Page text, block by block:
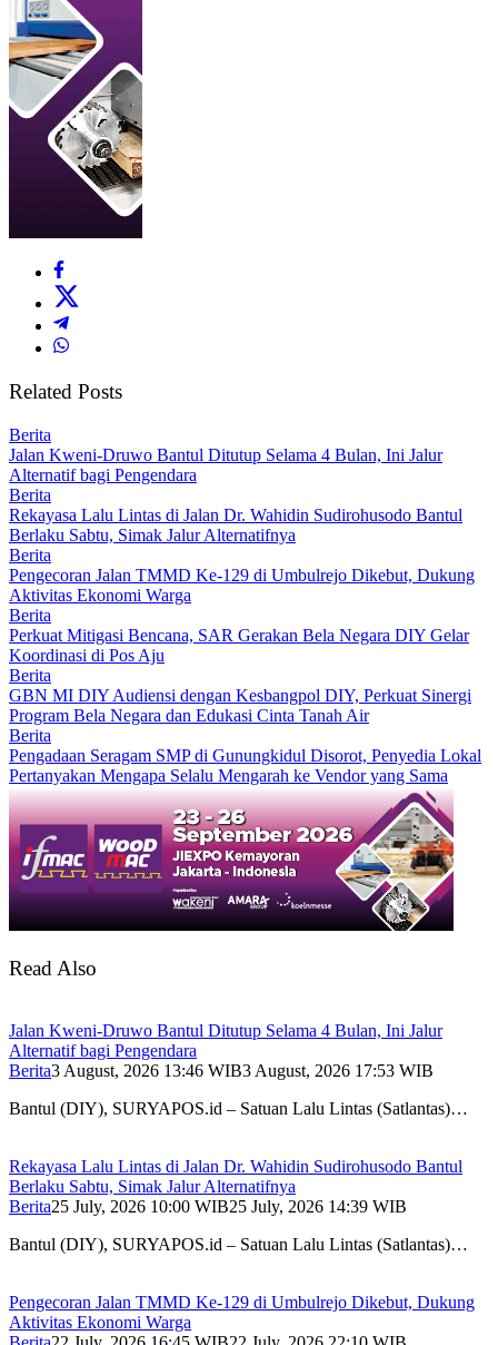
Related Posts
Berita
Jalan Kweni-Druwo Bantul Ditutup Selama 4 Bulan, Ini Jalur
Alternatif bagi Pengendara
Berita
Rekayasa Lalu Lintas di Jalan Dr. Wahidin Sudirohusodo Bantul
Berlaku Sabtu, Simak Jalur Alternatifnya
Berita
Pengecoran Jalan TMMD Ke-129 di Umbulrejo Dikebut, Dukung
Aktivitas Ekonomi Warga
Berita
Perkuat Mitigasi Bencana, SAR Gerakan Bela Negara DIY Gelar
Koordinasi di Pos Aju
Berita
GBN MI DIY Audiensi dengan Kesbangpol DIY, Perkuat Sinergi
Program Bela Negara dan Edukasi Cinta Tanah Air
Berita
Pengadaan Seragam SMP di Gunungkidul Disorot, Penyedia Lokal
Pertanyakan Mengapa Selalu Mengarah ke Vendor yang Sama
Read Also
Jalan Kweni-Druwo Bantul Ditutup Selama 4 Bulan, Ini Jalur
Alternatif bagi Pengendara
Berita3 August, 2026 13:46 WIB3 August, 2026 17:53 WIB
Bantul (DIY), SURYAPOS.id – Satuan Lalu Lintas (Satlantas)…
Rekayasa Lalu Lintas di Jalan Dr. Wahidin Sudirohusodo Bantul
Berlaku Sabtu, Simak Jalur Alternatifnya
Berita25 July, 2026 10:00 WIB25 July, 2026 14:39 WIB
Bantul (DIY), SURYAPOS.id – Satuan Lalu Lintas (Satlantas)…
Pengecoran Jalan TMMD Ke-129 di Umbulrejo Dikebut, Dukung
Aktivitas Ekonomi Warga